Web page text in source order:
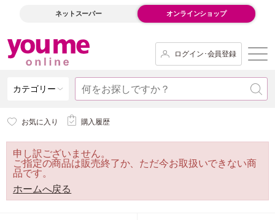
ネットスーパー オンラインショップ
ログイン･会員登録
カテゴリー
お気に入り 購入履歴
申し訳ございません。
ご指定の商品は販売終了か、ただ今お取扱いできない商
品です。
ホームへ戻る